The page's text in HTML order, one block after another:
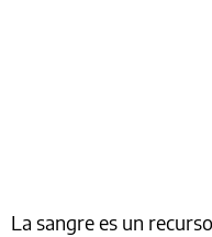
La sangre es un